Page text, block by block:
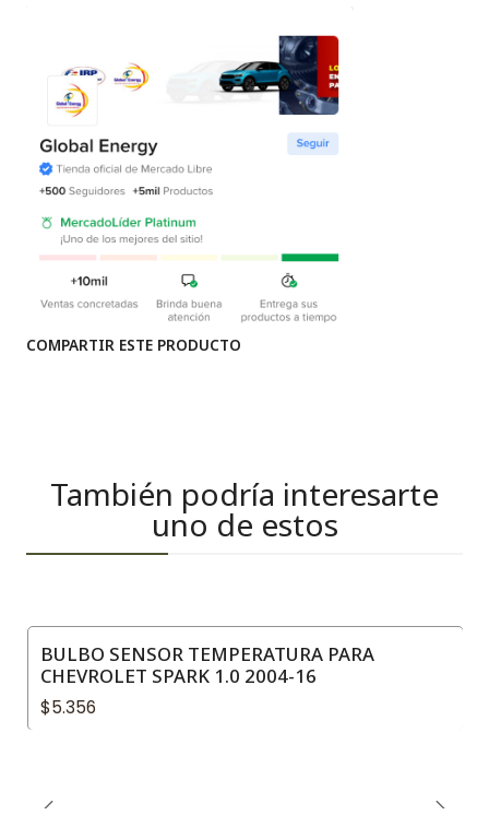
COMPARTIR ESTE PRODUCTO
También podría interesarte
uno de estos
BULBO SENSOR TEMPERATURA PARA
CHEVROLET SPARK 1.0 2004-16
$5.356